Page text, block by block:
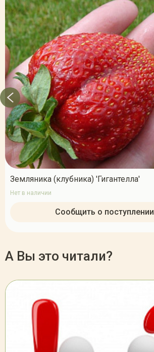
Земляника (клубника) 'Гигантелла'
Нет в наличии
Сообщить о поступлении
А Вы это читали?